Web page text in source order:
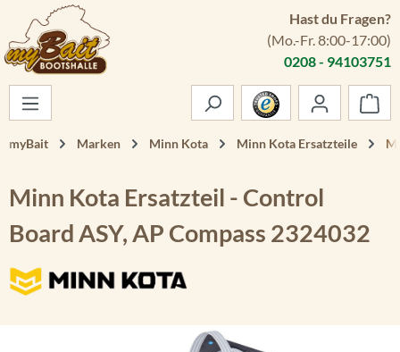
Zum Hauptinhalt springen
Hast du Fragen?
(Mo.-Fr. 8:00-17:00)
0208 - 94103751
myBait Marken Minn Kota Minn Kota Ersatzteile
Minn Kota Ersatzteil - Control
Board ASY, AP Compass 2324032